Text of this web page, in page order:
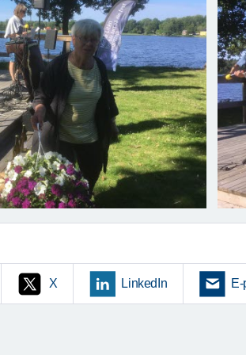
X LinkedIn